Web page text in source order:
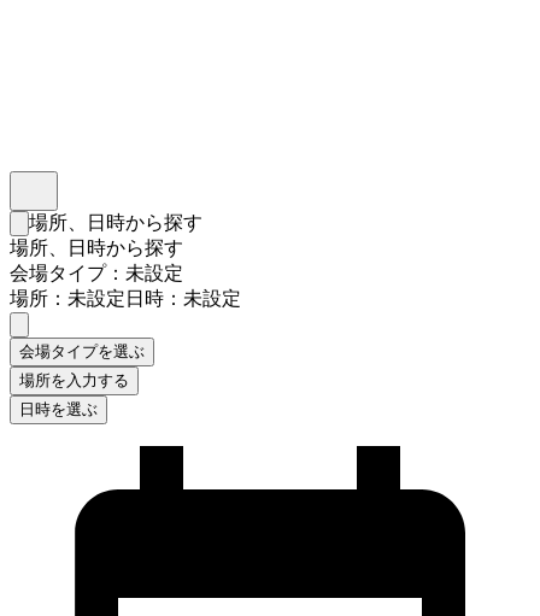
検索フォームを閉じる
場所、日時から探す
場所、日時から探す
会場タイプ：未設定
場所：未設定日時：未設定
会場タイプを選ぶ
場所を入力する
日時を選ぶ